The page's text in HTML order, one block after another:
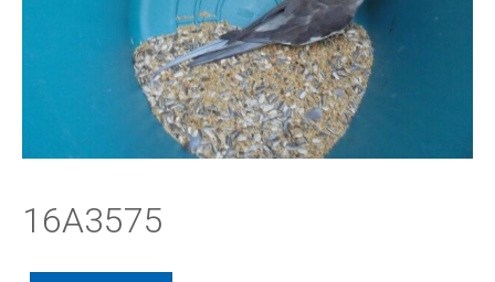
16A3575